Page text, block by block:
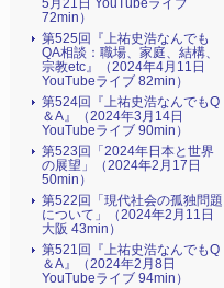
5月21日 YouTubeライブ
72min）
第525回『上祐史浩なんでも
QA相談：職場、家庭、結構、
宗教etc』（2024年4月11日
YouTubeライブ 82min）
第524回『上祐史浩なんでもQ
＆A』（2024年3月14日
YouTubeライブ 90min）
第523回「2024年日本と世界
の展望」（2024年2月17日
50min）
第522回「現代社会の孤独問題
について」（2024年2月11日
大阪 43min）
第521回『上祐史浩なんでもQ
＆A』（2024年2月8日
YouTubeライブ 94min）